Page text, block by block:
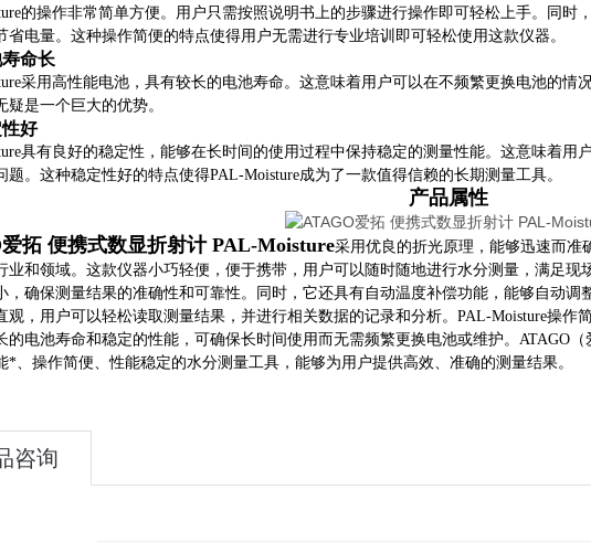
的操作非常简单方便。用户只需按照说明书上的步骤进行操作即可轻松上手。同时
省电量。这种操作简便的特点使得用户无需进行专业培训即可轻松使用这款仪器。
命长
采用高性能电池，具有较长的电池寿命。这意味着用户可以在不频繁更换电池的情
疑是一个巨大的优势。
好
具有良好的稳定性，能够在长时间的使用过程中保持稳定的测量性能。这意味着
题。这种稳定性好的特点使得PAL-Moisture成为了一款值得信赖的长期测量工具。
产品属性
拓 便携式数显折射计 PAL-Moisture采用优良的折光原理，能够迅速而准
业和领域。这款仪器小巧轻便，便于携带，用户可以随时随地进行水分测量，满足现
，确保测量结果的准确性和可靠性。同时，它还具有自动温度补偿功能，能够自动
观，用户可以轻松读取测量结果，并进行相关数据的记录和分析。PAL-Moisture操作
的电池寿命和稳定的性能，可确保长时间使用而无需频繁更换电池或维护。ATAGO
*、操作简便、性能稳定的水分测量工具，能够为用户提供高效、准确的测量结果。
咨询